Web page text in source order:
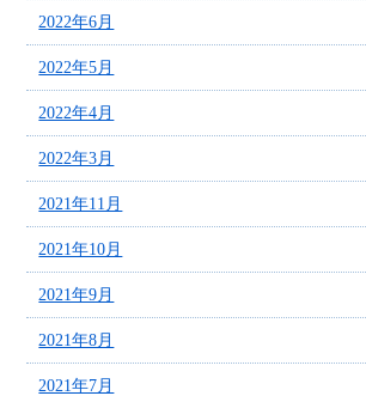
2022年6月
2022年5月
2022年4月
2022年3月
2021年11月
2021年10月
2021年9月
2021年8月
2021年7月